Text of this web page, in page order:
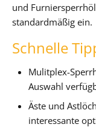
und
standardmäßig ein.
Schnelle
Mulitplex-
Auswahl
Äste und
interessante